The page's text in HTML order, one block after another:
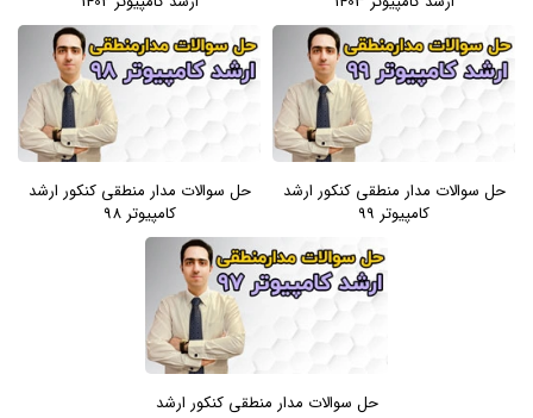
حل سوالات مدار منطقی کنکور ارشد
کامپیوتر 99
حل سوالات مدار منطقی کنکور ارشد
کامپیوتر 98
حل سوالات مدار منطقی کنکور ارشد